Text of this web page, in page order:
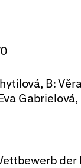
B:
Gabrielová,
der